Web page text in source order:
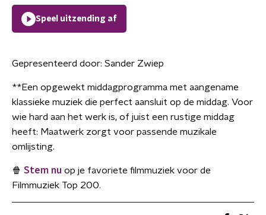
Speel uitzending af
Gepresenteerd door: Sander Zwiep
**Een opgewekt middagprogramma met aangename
klassieke muziek die perfect aansluit op de middag. Voor
wie hard aan het werk is, of juist een rustige middag
heeft: Maatwerk zorgt voor passende muzikale
omlijsting.
🍿 Stem nu op je favoriete filmmuziek voor de
Filmmuziek Top 200.